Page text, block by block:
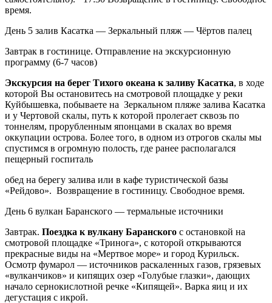
время.
День 5 залив Касатка — Зеркальный пляж — Чёртов палец
Завтрак в гостинице. Отправление на экскурсионную
программу (6-7 часов)
Экскурсия на берег Тихого океана к заливу Касатка, в ходе
которой Вы остановитесь на смотровой площадке у реки
Куйбышевка, побываете на Зеркальном пляже залива Касатка
и у Чертовой скалы, путь к которой пролегает сквозь по
тоннелям, прорубленным японцами в скалах во время
оккупации острова. Более того, в одном из отрогов скалы мы
спустимся в огромную полость, где ранее располагался
пещерный госпиталь
обед на берегу залива или в кафе туристической базы
«Рейдово». Возвращение в гостиницу. Свободное время.
День 6 вулкан Баранского — термальные источники
Завтрак. Поездка к вулкану Баранского с остановкой на
смотровой площадке «Тринога», с которой открываются
прекрасные виды на «Мертвое море» и город Курильск.
Осмотр фумарол — источников раскаленных газов, грязевых
«вулканчиков» и кипящих озер «Голубые глазки», дающих
начало сернокислотной речке «Кипящей». Варка яиц и их
дегустация с икрой.